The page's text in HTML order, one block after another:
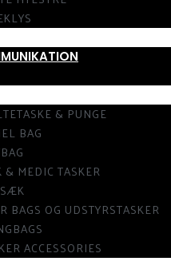
& PUNGE
BAG
& MEDIC TASKER
BAGS OG UDSTYRSTASKER
ACCESSORIES